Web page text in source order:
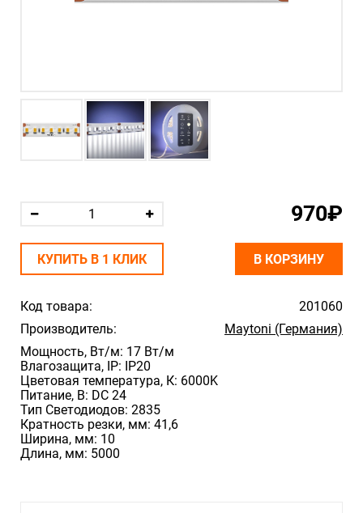
Код товара:
201060
Производитель:
Maytoni (Германия)
Мощность, Вт/м: 17 Вт/м
Влагозащита, IP: IP20
Цветовая температура, К: 6000K
Питание, В: DC 24
Тип Светодиодов: 2835
Кратность резки, мм: 41,6
Ширина, мм: 10
Длина, мм: 5000
970₽
КУПИТЬ В 1 КЛИК В КОРЗИНУ